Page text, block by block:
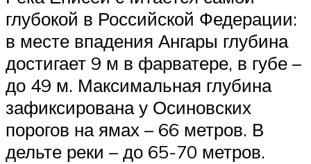
глубокой в Российской Федерации:
в месте впадения Ангары глубина
достигает 9 м в фарватере, в губе –
до 49 м. Максимальная глубина
зафиксирована у Осиновских
порогов на ямах – 66 метров. В
дельте реки – до 65-70 метров.